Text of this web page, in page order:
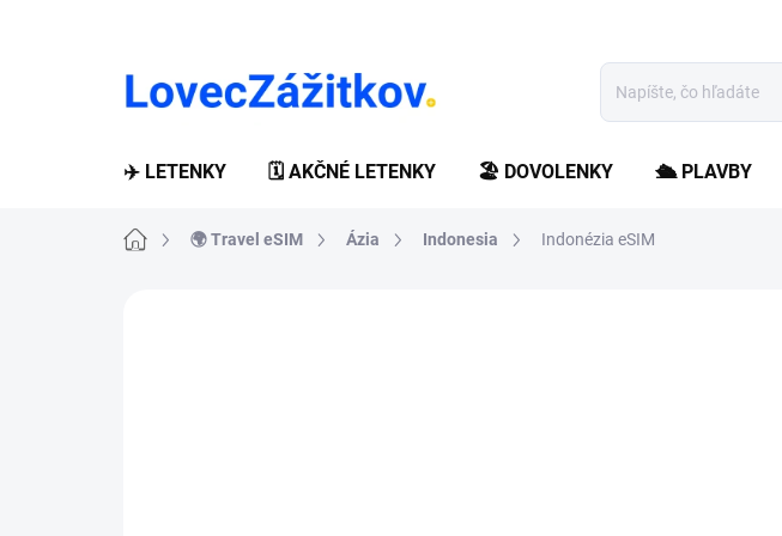
✈️ LETENKY 🗓️ AKČNÉ LETENKY 🏖️ DOVOLENKY 🛳️ PLAVBY
Domov🌍 Travel eSIM Ázia Indonesia Indonézia eSIM